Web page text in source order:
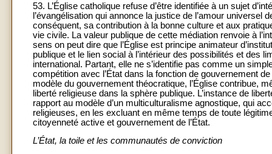
53. L’Église catholique refuse d’être identifiée à un sujet
l’évangélisation qui annonce la justice de l’amour
conséquent, sa contribution à la bonne culture et aux
vie civile. La valeur publique de cette médiation renvoie à
sens on peut dire que l’Église est principe animateur
publique et le lien social à l’intérieur des possibilités et des
international. Partant, elle ne s’identifie pas comme un
compétition avec l’État dans la fonction de gouvernement
modèle du gouvernement théocratique, l’Église contribue,
liberté religieuse dans la sphère publique. L’instance de
rapport au modèle d’un multiculturalisme agnostique, qui
religieuses, en les excluant en même temps de toute
citoyenneté active et gouvernement de l’État.
L’État, la toile et les communautés de conviction